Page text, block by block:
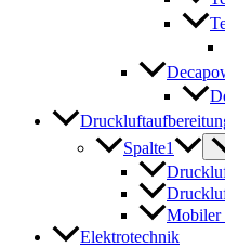
Spalte1
Mobiler
Elektrotechnik